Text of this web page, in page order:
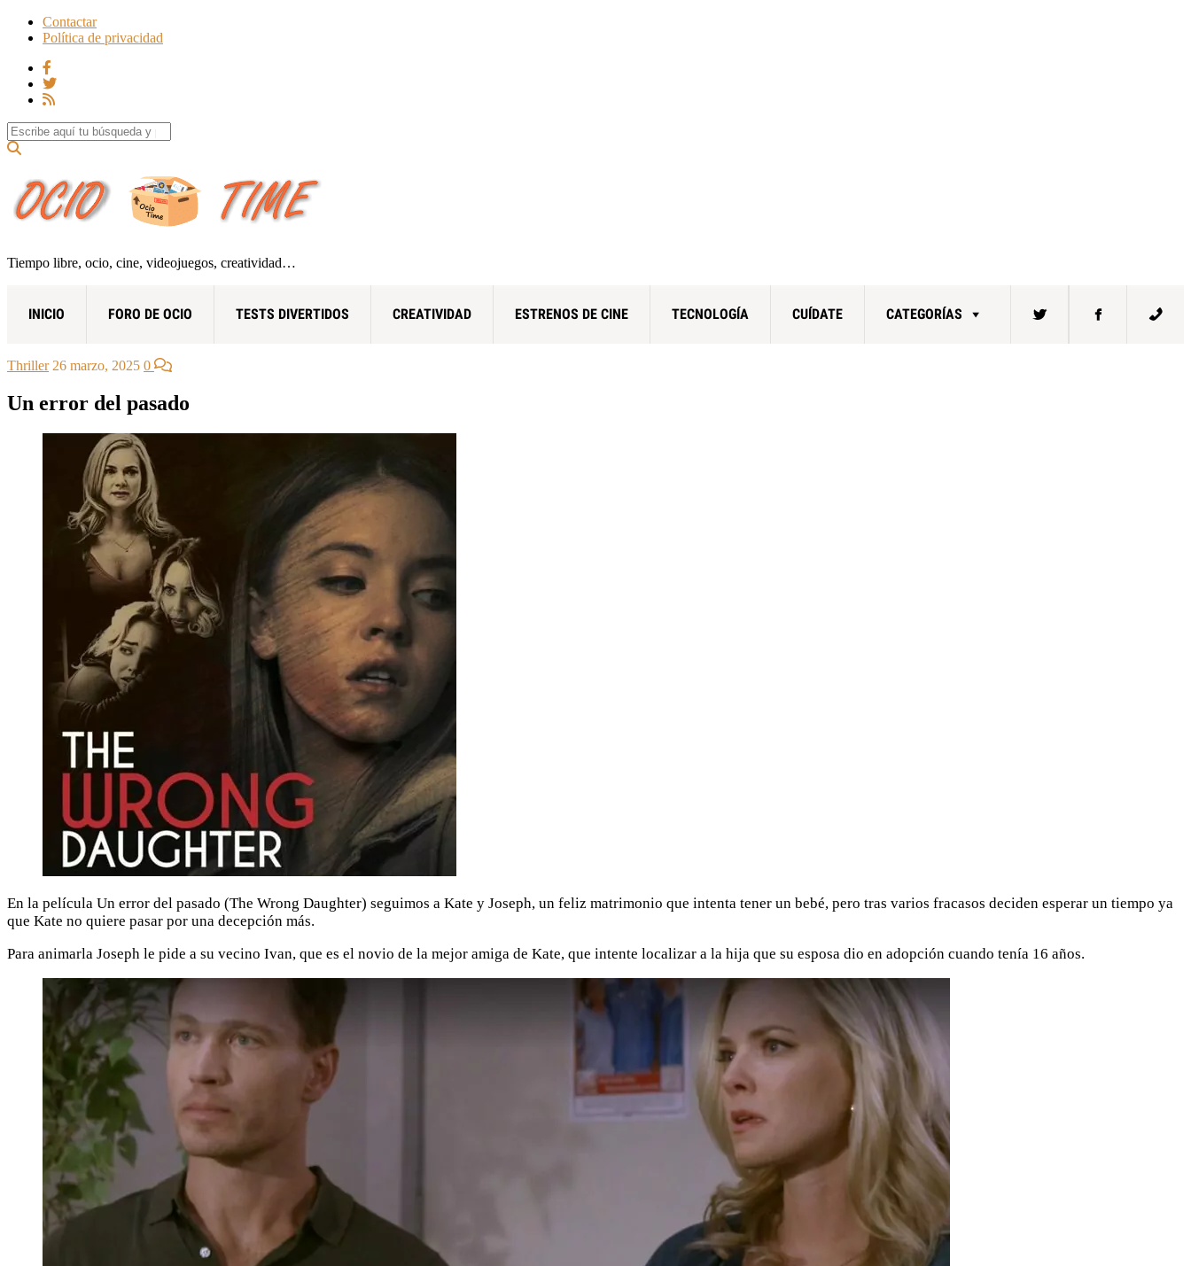
Contactar
Política de privacidad
Search for:
Tiempo libre, ocio, cine, videojuegos, creatividad…
INICIO FORO DE OCIO TESTS DIVERTIDOS CREATIVIDAD ESTRENOS DE CINE TECNOLOGÍA CUÍDATE CATEGORÍAS
Thriller 26 marzo, 2025 0
Un error del pasado
En la película Un error del pasado (The Wrong Daughter) seguimos a Kate y Joseph, un feliz matrimonio que intenta tener un bebé, pero tras varios fracasos deciden esperar un tiempo ya
que Kate no quiere pasar por una decepción más.
Para animarla Joseph le pide a su vecino Ivan, que es el novio de la mejor amiga de Kate, que intente localizar a la hija que su esposa dio en adopción cuando tenía 16 años.